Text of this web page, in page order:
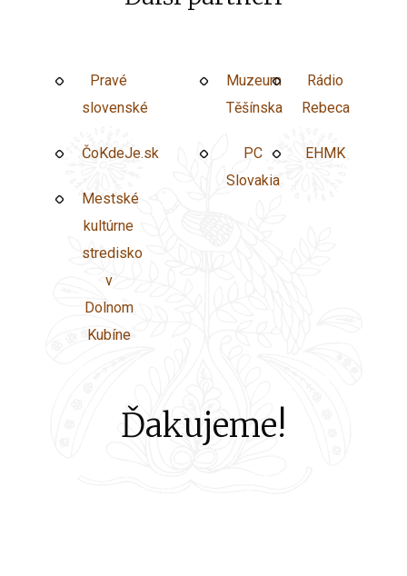
Pravé
slovenské
ČoKdeJe.sk
Mestské
kultúrne
stredisko
Kubíne
Muzeum
Těšínska
PC
Slovakia
Rádio
Rebeca
EHMK
Ďakujeme!